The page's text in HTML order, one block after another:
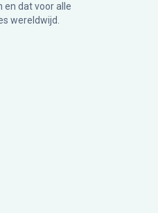
dat voor alle
wereldwijd.